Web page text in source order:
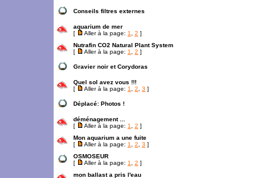
Conseils filtres externes
aquarium de mer
[
Aller à la page: 1 2 ]
Nutrafin CO2 Natural Plant System
[
Aller à la page: 1 2 ]
Gravier noir et Corydoras
Quel sol avez vous !!!
[
Aller à la page: 1 2 3 ]
Déplacé: Photos !
déménagement ...
[
Aller à la page: 1 2 ]
Mon aquarium a une fuite
[
Aller à la page: 1 2 3 ]
OSMOSEUR
[
Aller à la page: 1 2 ]
mon ballast a pris l'eau